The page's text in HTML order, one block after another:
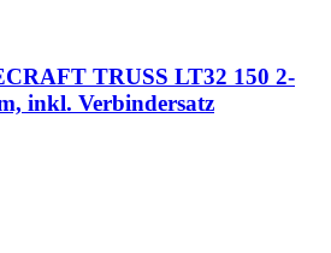
TRUSS LT32 150 2-
inkl. Verbindersatz